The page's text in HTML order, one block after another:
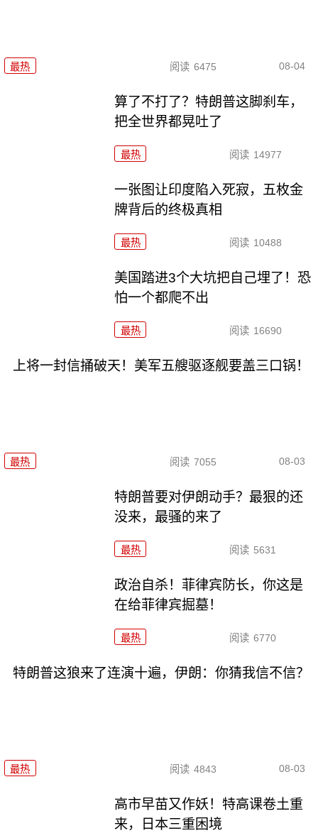
最热 阅读 6475 08-04
算了不打了？特朗普这脚刹车，
把全世界都晃吐了
最热 阅读 14977
一张图让印度陷入死寂，五枚金
牌背后的终极真相
最热 阅读 10488
美国踏进3个大坑把自己埋了！恐
怕一个都爬不出
最热 阅读 16690
上将一封信捅破天！美军五艘驱逐舰要盖三口锅！
最热 阅读 7055 08-03
特朗普要对伊朗动手？最狠的还
没来，最骚的来了
最热 阅读 5631
政治自杀！菲律宾防长，你这是
在给菲律宾掘墓！
最热 阅读 6770
特朗普这狼来了连演十遍，伊朗：你猜我信不信？
最热 阅读 4843 08-03
高市早苗又作妖！特高课卷土重
来，日本三重困境